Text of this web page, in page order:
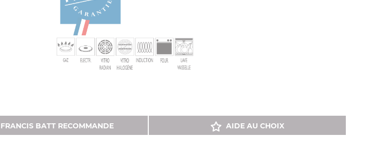
FRANCIS BATT RECOMMANDE AIDE AU CHOIX